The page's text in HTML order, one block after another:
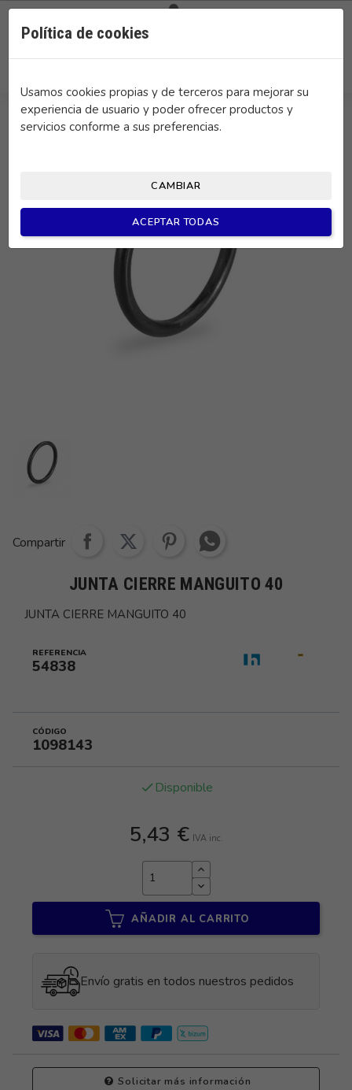
Política de cookies
Usamos cookies propias y de terceros para mejorar su
experiencia de usuario y poder ofrecer productos y
servicios conforme a sus preferencias.
CAMBIAR
ACEPTAR TODAS
Compartir
JUNTA CIERRE MANGUITO 40
JUNTA CIERRE MANGUITO 40
REFERENCIA
54838
CÓDIGO
1098143
done Disponible
5,43 € IVA inc.
AÑADIR AL CARRITO
Envío gratis en todos nuestros pedidos
Solicitar más información